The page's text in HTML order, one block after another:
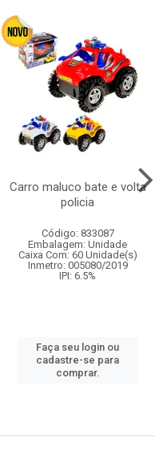
Carro maluco bate e volta
policia
Código: 833087
Embalagem: Unidade
Caixa Com: 60 Unidade(s)
Inmetro: 005080/2019
IPI: 6.5%
Faça seu login ou
cadastre-se para
comprar.